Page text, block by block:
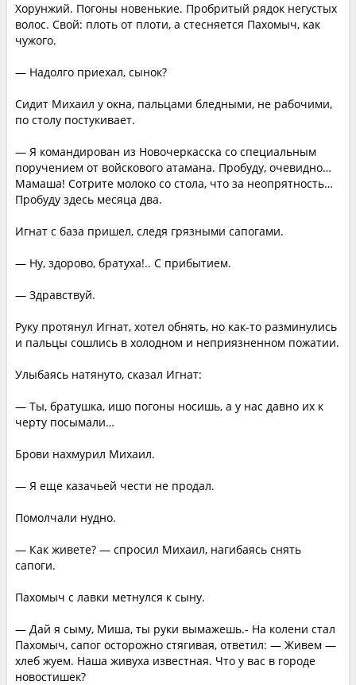
Хорунжий. Погоны новенькие. Пробритый рядок негустых
волос. Свой: плоть от плоти, а стесняется Пахомыч, как
чужого.
— Надолго приехал, сынок?
Сидит Михаил у окна, пальцами бледными, не рабочими,
по столу постукивает.
— Я командирован из Новочеркасска со специальным
поручением от войскового атамана. Пробуду, очевидно…
Мамаша! Сотрите молоко со стола, что за неопрятность…
Пробуду здесь месяца два.
Игнат с база пришел, следя грязными сапогами.
— Ну, здорово, братуха!.. С прибытием.
— Здравствуй.
Руку протянул Игнат, хотел обнять, но как-то разминулись
и пальцы сошлись в холодном и неприязненном пожатии.
Улыбаясь натянуто, сказал Игнат:
— Ты, братушка, ишо погоны носишь, а у нас давно их к
черту посымали…
Брови нахмурил Михаил.
— Я еще казачьей чести не продал.
Помолчали нудно.
— Как живете? — спросил Михаил, нагибаясь снять
сапоги.
Пахомыч с лавки метнулся к сыну.
— Дай я сыму, Миша, ты руки вымажешь.- На колени стал
Пахомыч, сапог осторожно стягивая, ответил: — Живем —
хлеб жуем. Наша живуха известная. Что у вас в городе
новостишек?